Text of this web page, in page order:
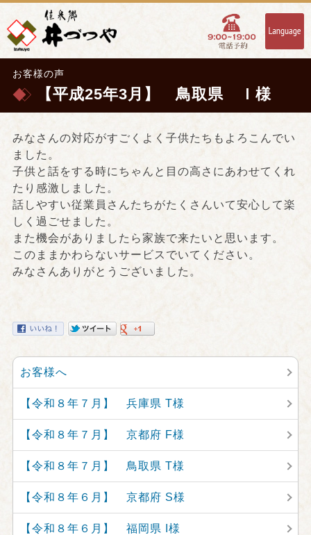
お客様の声
【平成25年3月】 鳥取県 Ｉ様
みなさんの対応がすごくよく子供たちもよろこんでい
ました。
子供と話をする時にちゃんと目の高さにあわせてくれ
たり感激しました。
話しやすい従業員さんたちがたくさんいて安心して楽
しく過ごせました。
また機会がありましたら家族で来たいと思います。
このままかわらないサービスでいてください。
みなさんありがとうございました。
お客様へ
【令和８年７月】 兵庫県 T様
【令和８年７月】 京都府 F様
【令和８年７月】 鳥取県 T様
【令和８年６月】 京都府 S様
【令和８年６月】 福岡県 I様